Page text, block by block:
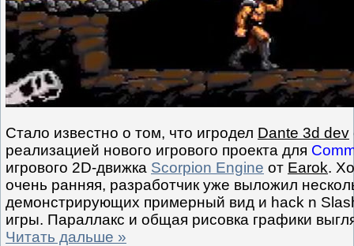
Стало известно о том, что игродел Dante 3d dev
реализацией нового игрового проекта для
игрового 2D-движка Scorpion Engine от Earok.
очень ранняя, разработчик уже выложил
демонстрирующих примерный вид и hack n
игры. Параллакс и общая рисовка графики
Читать дальше »